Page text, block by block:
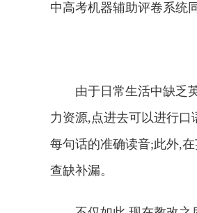
中高考机器辅助评卷系统
由于日常生活中缺乏
力资源,点进去可以进行口
每句话的准确读音;此外,
查缺补漏。